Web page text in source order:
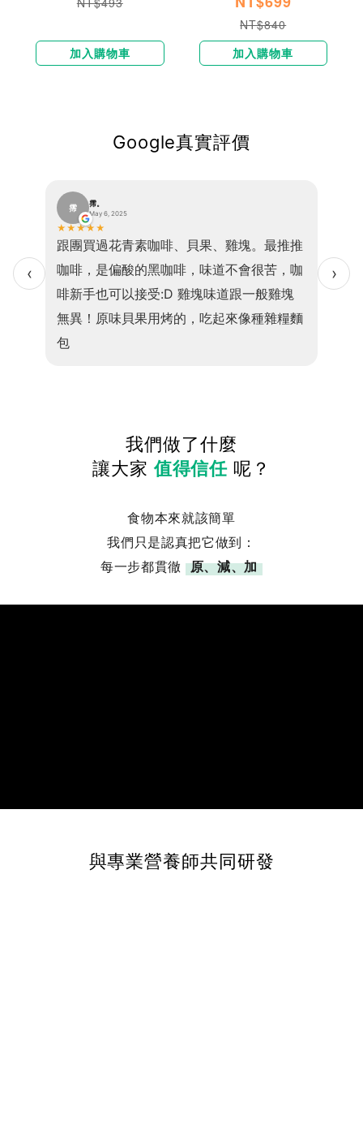
加入購物車
NT$840
加入購物車
Google真實評價
‹
且吃
是高
霈 霈。
May 6, 2025
★ ★ ★★ ★
跟團買過花青素咖啡、貝果、雞塊。最推推
咖啡，是偏酸的黑咖啡，味道不會很苦，咖
啡新手也可以接受:D 雞塊味道跟一般雞塊
無異！原味貝果用烤的，吃起來像種雜糧麵
包
乎1
小孩
›
我們做了什麼
讓大家值得信任 呢？
食物本來就該簡單
我們只是認真把它做到：
每一步都貫徹 原、減、加
與專業營養師共同研發